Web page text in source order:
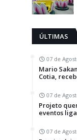
ÚLTIMAS
07 de
Mario
Cotia,
07 de
Projeto
eventos
07 de